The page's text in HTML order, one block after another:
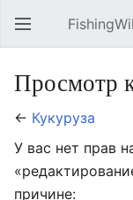
Открыть главное меню
Просмотр
← Кукуруза
У вас нет прав
причине: